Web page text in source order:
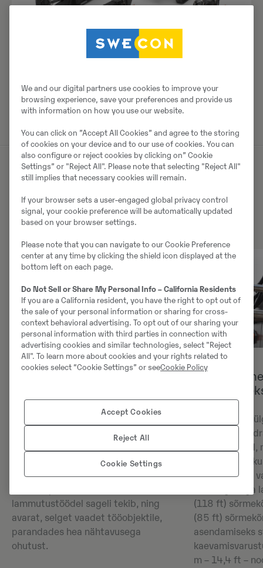
Eelised
Kukkuvate esemete vastane
Volvo kõrge tööulatusega
ekskavaatorid on valmistatud
maksimaalse ohutuse tagamiseks
kõigil lammutustöödel. Toekas raam
ja kabiin pakuvad suurepärast kaitset
lammutustöödel sageli tekib, ning
avarat, selget vaadet tööobjektile,
parandades hea nähtavusega
ohutust.
Universaalne
Ülima
uuenduslik
hüdraulilist
kaeveseadme
töökaugusega
(118 ft)
(85 ft)
asendamiseks
m – 14,4 ft –
We and our digital partners use cookies to improve your
browsing experience, save your preferences and provide us
with information on how you use our website.
You can click on ”Accept All Cookies” and agree to the storing
of cookies on your device and to our use of cookies. You can
also configure or reject cookies by clicking on” Cookie
Settings” or "Reject All". Please note that selecting "Reject All"
still implies that necessary cookies will remain.
If your browser sets a user-engaged global privacy control
signal, your cookie preference will be automatically updated
based on your browser settings.
Please note that you can navigate to our Cookie Preference
center at any time by clicking the shield icon displayed at the
bottom left on each page.
Do Not Sell or Share My Personal Info – California Residents
If you are a California resident, you have the right to opt out of
the sale of your personal information or sharing for cross-
context behavioral advertising. To opt out of our sharing your
personal information with third parties in connection with
advertising cookies and similar technologies, select "Reject
All". To learn more about cookies and your rights related to
cookies select “Cookie Settings” or seeCookie Policy
Accept Cookies
Reject All
Cookie Settings